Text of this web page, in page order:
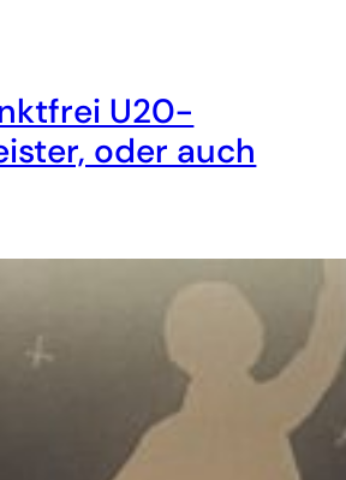
U20-
oder auch